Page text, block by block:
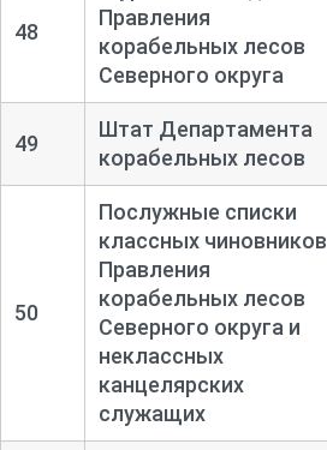
48
Правления
корабельных лесов
Северного округа
49
Штат Департамента
корабельных лесов
50
Послужные списки
классных чиновников
Правления
корабельных лесов
Северного округа и
неклассных
канцелярских
служащих